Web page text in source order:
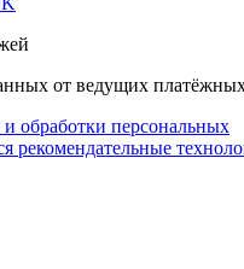
от ведущих
обработки персональных
рекомендательные